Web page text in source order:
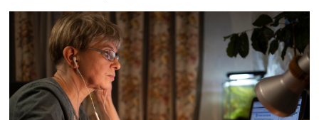
Заведующий Центром стратификационных
Института социальной политики НИУ ВШЭ Светлана
старшие научные сотрудники центра Анастасия Каравай
Екатерина Слободенюк
презентовали доклад «Влияют
представления о неравенстве на инвестиции в
капитал? Опыт эмпирического анализа».